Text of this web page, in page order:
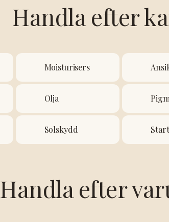
Handla efter
Moisturisers
Olja
Solskydd
Handla efter